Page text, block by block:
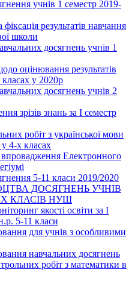
учнів 1 семестр 2019-
результатів навчання
школи
досягнень учнів 1
оцінювання результатів
у 2020р
досягнень учнів 2
зрізів знань за І семестр
робіт з української мови
4-х класах
впровадження Електронного
5-11 класи 2019/2020
ДОСЯГНЕНЬ УЧНІВ
КЛАСІВ НУШ
якості освіти за І
5-11 класи
для учнів з особливими
навчальних досягнень
робіт з математики в